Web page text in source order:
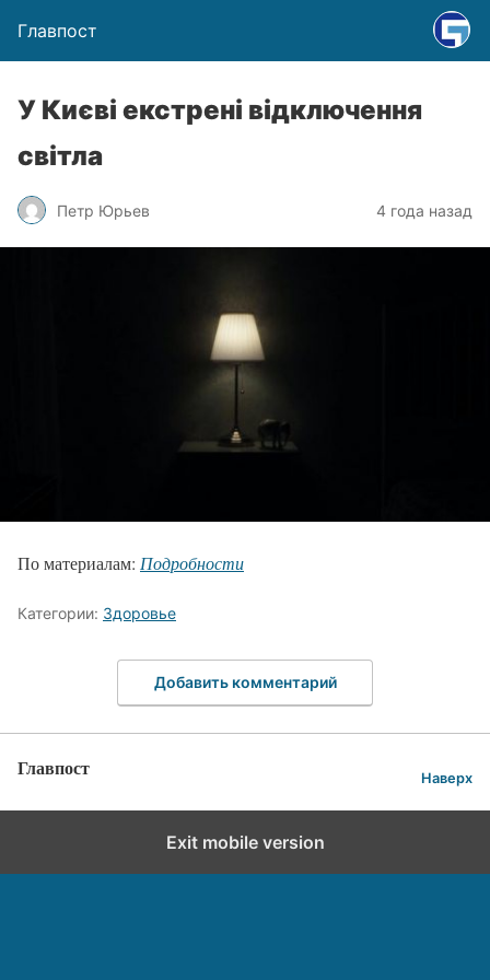
Главпост
У Києві екстрені відключення
світла
Петр Юрьев 4 года назад
По материалам: Подробности
Категории: Здоровье
Добавить комментарий
Главпост Наверх
Exit mobile version